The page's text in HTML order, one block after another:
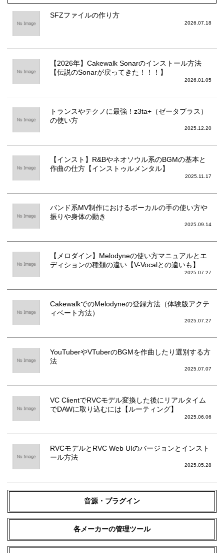
SFZファイルの作り方
2026.07.18
【2026年】Cakewalk Sonarのインストール方法
【伝説のSonarが戻ってきた！！！】
2026.01.05
トランスやテクノに最強！z3ta+（ゼータプラス）
の使い方
2025.12.20
【インスト】R&Bやネオソウル系のBGMの基本と
作曲の仕方【インストゥルメンタル】
2025.11.17
バンド系MV制作におけるボーカルの手の使い方や
振りや身体の動き
2025.09.14
【メロダイン】Melodyneの使い方マニュアルとエ
ディションの種類の違い【V-Vocalとの違いも】
2025.07.27
CakewalkでのMelodyneの登録方法（体験版アクテ
ィベート方法）
2025.07.27
YouTuberやVTuberのBGMを作曲したり選別する方
法
2025.07.07
VC ClientでRVCモデル変換した後にリアルタイム
でDAWに取り込むには【ルーティング】
2025.06.06
RVCモデルとRVC Web UIのバージョンとインスト
ール方法
2025.05.28
音源・プラグイン
各メーカーの管理ツール